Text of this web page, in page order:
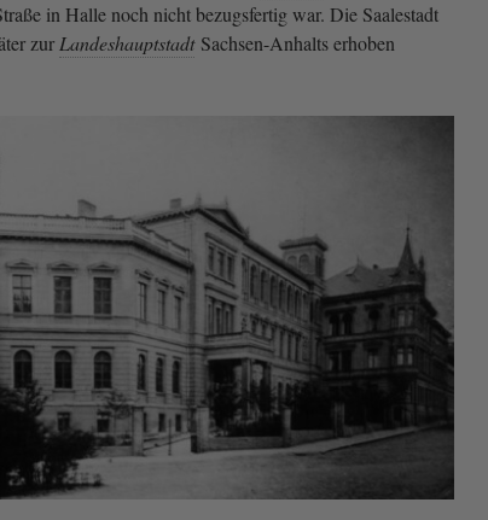
in Halle noch nicht bezugsfertig war. Die Saalestadt
zur Landeshauptstadt Sachsen-Anhalts erhoben